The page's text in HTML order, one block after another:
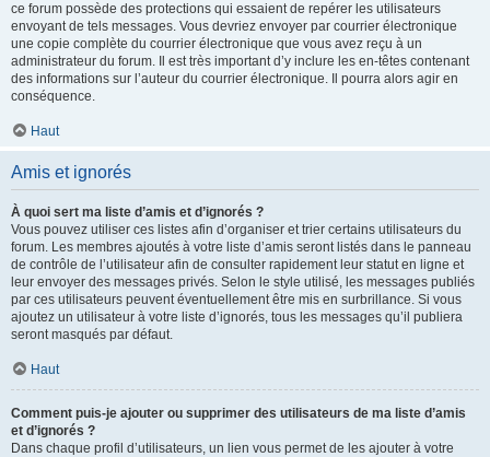
ce forum possède des protections qui essaient de repérer les utilisateurs
envoyant de tels messages. Vous devriez envoyer par courrier électronique
une copie complète du courrier électronique que vous avez reçu à un
administrateur du forum. Il est très important d’y inclure les en-têtes contenant
des informations sur l’auteur du courrier électronique. Il pourra alors agir en
conséquence.
Haut
Amis et ignorés
À quoi sert ma liste d’amis et d’ignorés ?
Vous pouvez utiliser ces listes afin d’organiser et trier certains utilisateurs du
forum. Les membres ajoutés à votre liste d’amis seront listés dans le panneau
de contrôle de l’utilisateur afin de consulter rapidement leur statut en ligne et
leur envoyer des messages privés. Selon le style utilisé, les messages publiés
par ces utilisateurs peuvent éventuellement être mis en surbrillance. Si vous
ajoutez un utilisateur à votre liste d’ignorés, tous les messages qu’il publiera
seront masqués par défaut.
Haut
Comment puis-je ajouter ou supprimer des utilisateurs de ma liste d’amis
et d’ignorés ?
Dans chaque profil d’utilisateurs, un lien vous permet de les ajouter à votre